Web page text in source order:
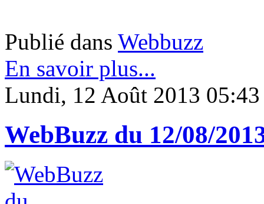
Publié dans Webbuzz
En savoir plus...
Lundi, 12 Août 2013 05:43
WebBuzz du 12/08/